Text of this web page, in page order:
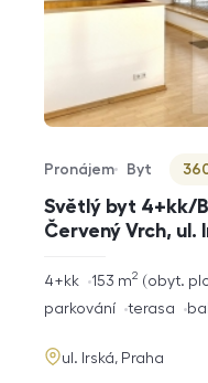
Světlý byt 4+kk/
Červený Vrch, ul.
Typ nabídky
Pronájem
Typ nemovitosti
Byt
Virtuální prohlídka
rozměry
dispozice
4+kk obyt.
153 m2
funkce
parkování terasa
adresa
ul. Irská, Praha